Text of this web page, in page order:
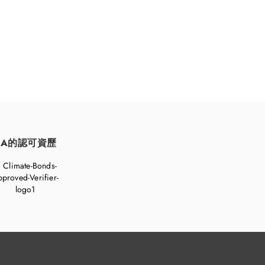
的認可資歷